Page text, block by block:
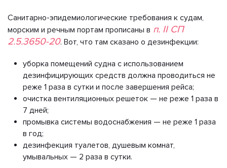
Санитарно-эпидемиологические требования к судам,
морским и речным портам прописаны в п. II СП
2.5.3650-20. Вот, что там сказано о дезинфекции:
уборка помещений судна с использованием
дезинфицирующих средств должна проводиться не
реже 1 раза в сутки и после завершения рейса;
очистка вентиляционных решеток — не реже 1 раза в
7 дней;
промывка системы водоснабжения — не реже 1 раза
в год;
дезинфекция туалетов, душевым комнат,
умывальных — 2 раза в сутки.